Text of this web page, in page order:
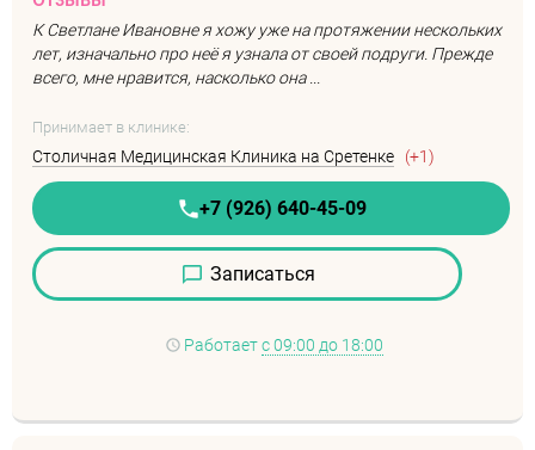
К Светлане Ивановне я хожу уже на протяжении нескольких
лет, изначально про неё я узнала от своей подруги. Прежде
всего, мне нравится, насколько она ...
Принимает в клинике:
Столичная Медицинская Клиника на Сретенке (+1)
+7 (926) 640-45-09
Записаться
Работает с 09:00 до 18:00